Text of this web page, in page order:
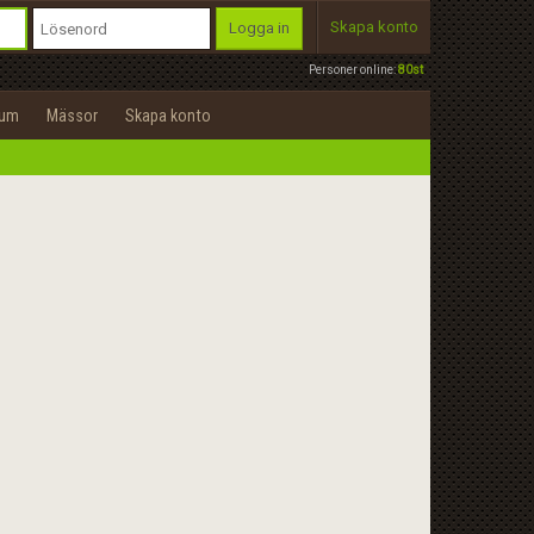
Personer online:80st
Logga in Skapa konto
Mässor Skapa konto